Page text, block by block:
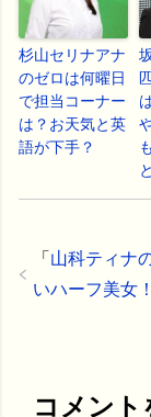
杉山セリナアナ
のゼロは何曜日
で担当コーナー
は？お天気と英
語が下手？
「 山科ティナ
いハーフ美女
コメン